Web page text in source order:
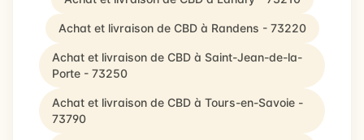
Achat et livraison de CBD à Randens - 73220
Achat et livraison de CBD à Saint-Jean-de-la-
Porte - 73250
Achat et livraison de CBD à Tours-en-Savoie -
73790